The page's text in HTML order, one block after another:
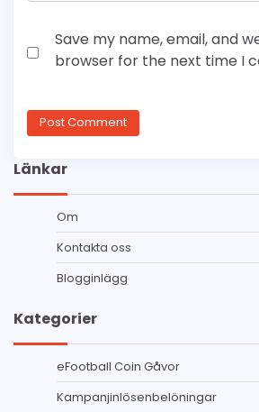
Save my name, email, and
browser for the next time I
Länkar
Om
Kontakta oss
Blogginlägg
Kategorier
eFootball Coin Gåvor
Kampanjinlösenbelöningar